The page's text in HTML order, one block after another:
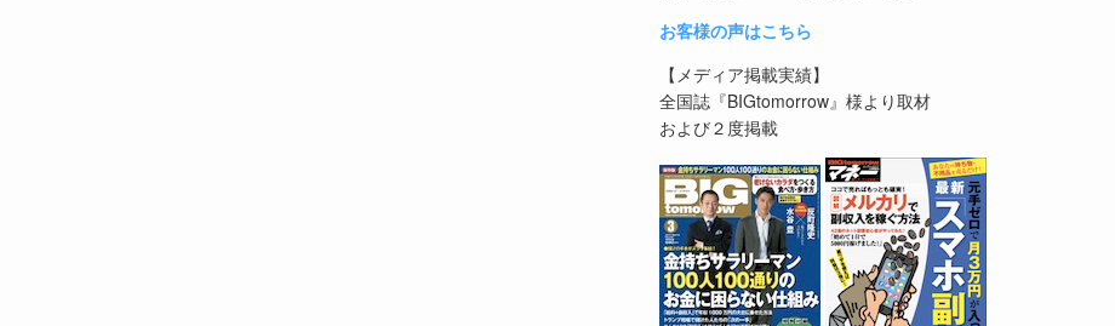
お客様の声はこちら
【メディア掲載実績】
全国誌『BIGtomorrow』様より取材
および２度掲載